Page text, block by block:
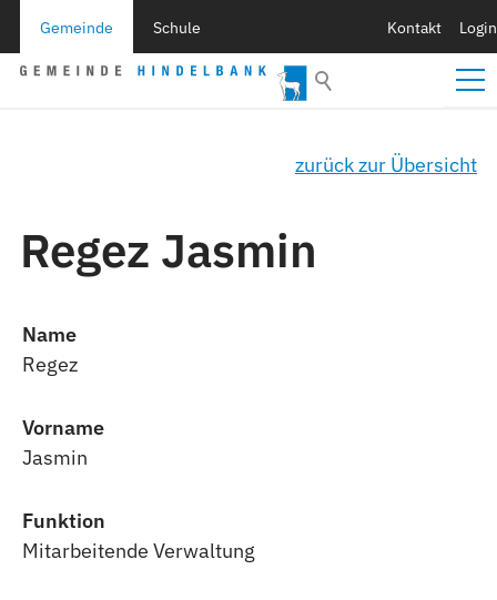
Gemeinde Schule Kontakt Login
zurück zur Übersicht
Regez Jasmin
Name
Regez
Vorname
Jasmin
Funktion
Mitarbeitende Verwaltung